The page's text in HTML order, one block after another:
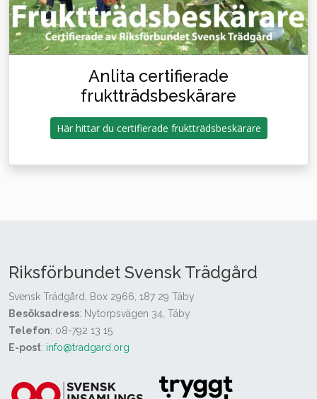
Anlita certifierade
fruktträdsbeskärare
Här hittar du certifierade fruktträdsbeskärare
Riksförbundet Svensk Trädgård
Svensk Trädgård, Box 2966, 187 29 Täby
Besöksadress: Nytorpsvägen 34, Täby
Telefon: 08-792 13 15
E-post: info@tradgard.org